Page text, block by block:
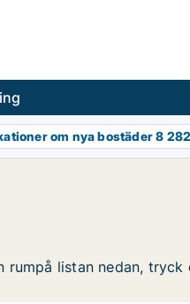
om nya bostäder8 282
listan nedan,